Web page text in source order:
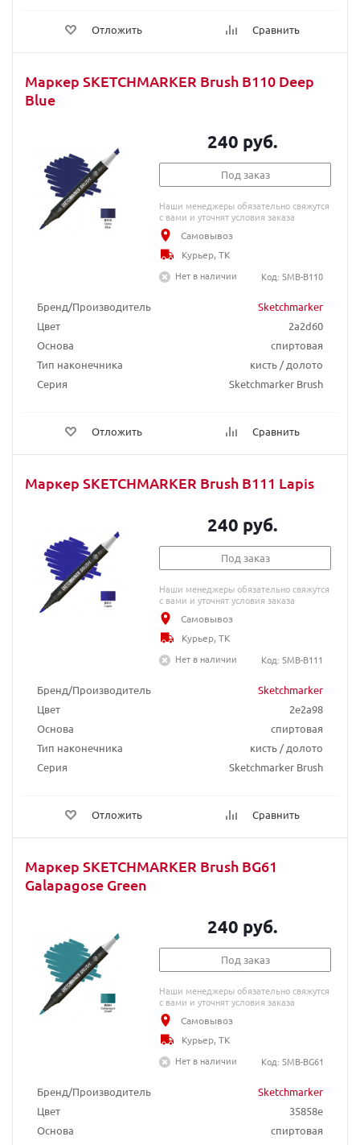
Отложить Сравнить
Маркер SKETCHMARKER Brush B110 Deep
Blue
Бренд/Производитель
Sketchmarker
Цвет
2a2d60
Основа
спиртовая
Тип наконечника
кисть / долото
Серия
Sketchmarker Brush
Отложить Сравнить
240 руб.
Под заказ
Наши менеджеры обязательно свяжутся
с вами и уточнят условия заказа
Самовывоз
Курьер, ТК
Нет в наличии
Код: SMB-B110
Маркер SKETCHMARKER Brush B111 Lapis
Бренд/Производитель
Sketchmarker
Цвет
2e2a98
Основа
спиртовая
Тип наконечника
кисть / долото
Серия
Sketchmarker Brush
Отложить Сравнить
240 руб.
Под заказ
Наши менеджеры обязательно свяжутся
с вами и уточнят условия заказа
Самовывоз
Курьер, ТК
Нет в наличии
Код: SMB-B111
Маркер SKETCHMARKER Brush BG61
Galapagose Green
Бренд/Производитель
Sketchmarker
Цвет
35858e
Основа
спиртовая
240 руб.
Под заказ
Наши менеджеры обязательно свяжутся
с вами и уточнят условия заказа
Самовывоз
Курьер, ТК
Нет в наличии
Код: SMB-BG61